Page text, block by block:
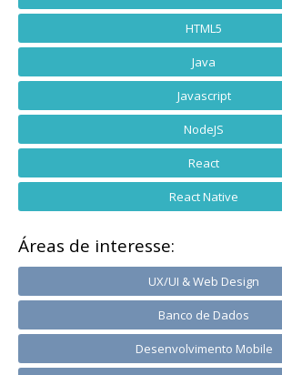
HTML5
Java
Javascript
NodeJS
React
React Native
Áreas de interesse:
UX/UI & Web Design
Banco de Dados
Desenvolvimento Mobile